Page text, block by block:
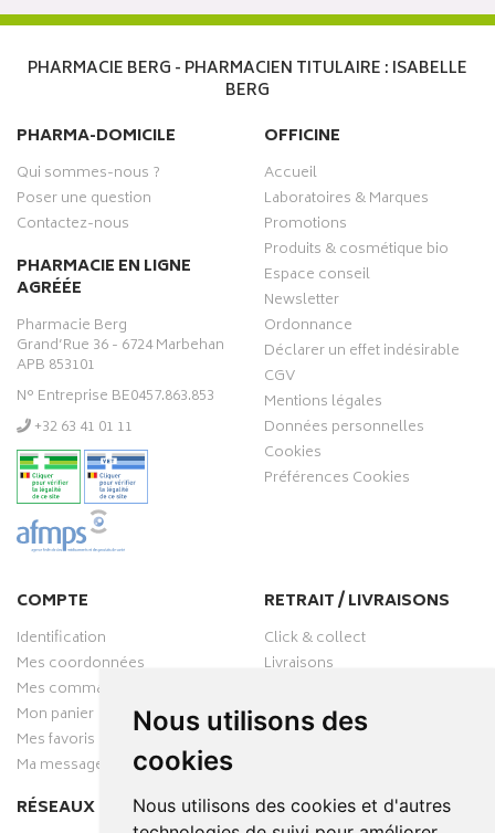
Nous utilisons des
cookies
Nous utilisons des cookies et d'autres
PHARMACIE BERG - PHARMACIEN TITULAIRE : ISABELLE
BERG
PHARMA-DOMICILE
Qui sommes-nous ?
Poser une question
Contactez-nous
PHARMACIE EN LIGNE
AGRÉÉE
Pharmacie Berg
Grand’Rue 36 - 6724 Marbehan
APB 853101
N° Entreprise BE0457.863.853
‭+32 63 41 01 11‬
OFFICINE
Accueil
Laboratoires & Marques
Promotions
Produits & cosmétique bio
Espace conseil
Newsletter
Ordonnance
Déclarer un effet indésirable
CGV
Mentions légales
Données personnelles
Cookies
Préférences Cookies
COMPTE
Identification
Mes coordonnées
Mes commandes
Mon panier
Mes favoris
Ma messagerie
RÉSEAUX SOCIAUX
RETRAIT / LIVRAISONS
Click & collect
Livraisons